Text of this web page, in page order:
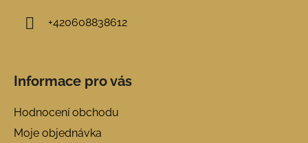
+420608838612
Informace pro vás
Hodnocení obchodu
Moje objednávka